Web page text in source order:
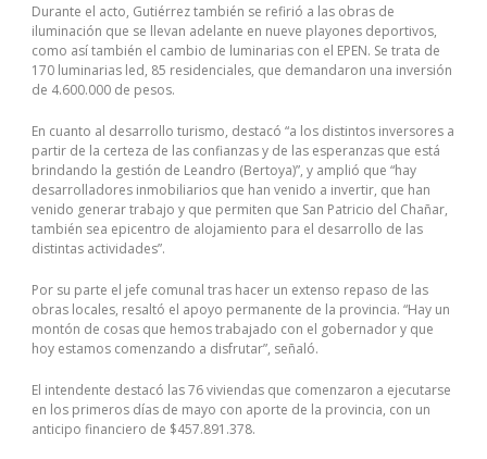
Durante el acto, Gutiérrez también se refirió a las obras de
iluminación que se llevan adelante en nueve playones deportivos,
como así también el cambio de luminarias con el EPEN. Se trata de
170 luminarias led, 85 residenciales, que demandaron una inversión
de 4.600.000 de pesos.
En cuanto al desarrollo turismo, destacó “a los distintos inversores a
partir de la certeza de las confianzas y de las esperanzas que está
brindando la gestión de Leandro (Bertoya)”, y amplió que “hay
desarrolladores inmobiliarios que han venido a invertir, que han
venido generar trabajo y que permiten que San Patricio del Chañar,
también sea epicentro de alojamiento para el desarrollo de las
distintas actividades”.
Por su parte el jefe comunal tras hacer un extenso repaso de las
obras locales, resaltó el apoyo permanente de la provincia. “Hay un
montón de cosas que hemos trabajado con el gobernador y que
hoy estamos comenzando a disfrutar”, señaló.
El intendente destacó las 76 viviendas que comenzaron a ejecutarse
en los primeros días de mayo con aporte de la provincia, con un
anticipo financiero de $457.891.378.